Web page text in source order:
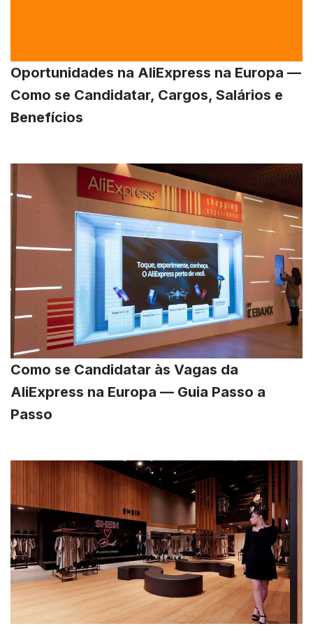
Oportunidades na AliExpress na Europa —
Como se Candidatar, Cargos, Salários e
Benefícios
Como se Candidatar às Vagas da
AliExpress na Europa — Guia Passo a
Passo